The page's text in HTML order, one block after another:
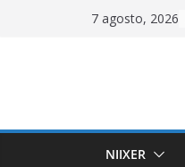
7 agosto, 2026
NIIXER